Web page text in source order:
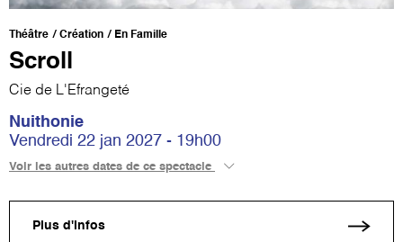
Théâtre Création En Famille
Scroll
Cie de L'Efrangeté
Nuithonie
Vendredi 22 jan 2027 - 19h00
Voir les autres dates de ce spectacle
Plus d'infos